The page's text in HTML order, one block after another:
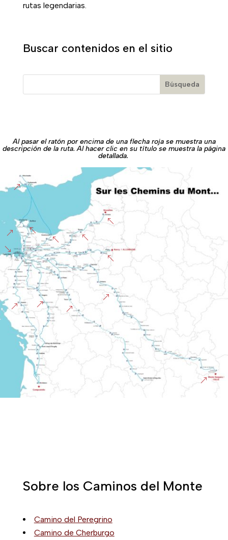
rutas legendarias.
Buscar contenidos en el sitio
Al pasar el ratón por encima de una flecha roja se muestra una
descripción de la ruta. Al hacer clic en su título se muestra la página
detallada.
&
&
%
%
%
%
%
&
&
&
&
&
'
Sobre los Caminos del Monte
Camino del Peregrino
Camino de Cherburgo